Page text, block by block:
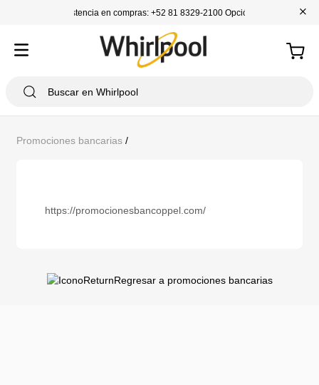
Asistencia en compras: +52 81 8329-2100 Opción 1 +
Promociones bancarias /
https://promocionesbancoppel.com/
Regresar a promociones bancarias